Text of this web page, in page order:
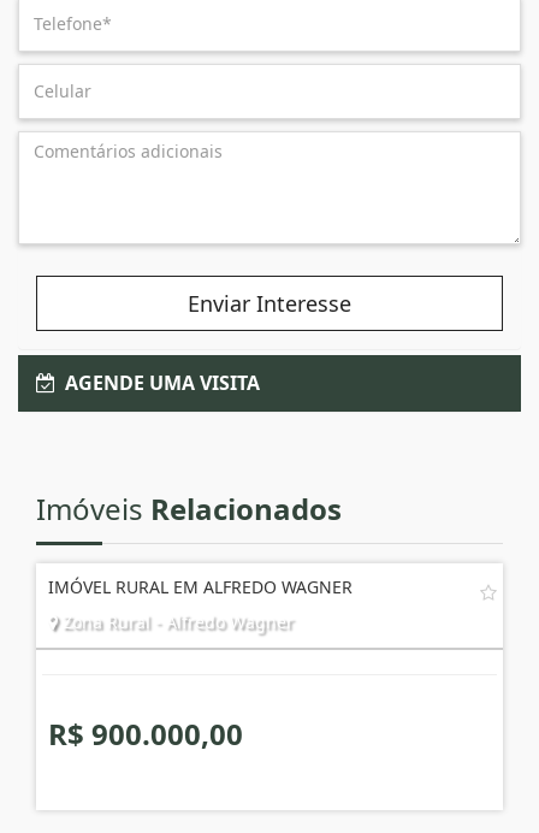
Enviar Interesse
AGENDE UMA VISITA
Imóveis Relacionados
IMÓVEL RURAL EM ALFREDO WAGNER
Zona Rural - Alfredo Wagner
R$ 900.000,00